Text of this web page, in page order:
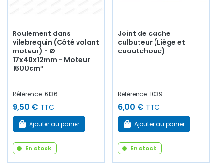
Roulement dans
vilebrequin (Côté volant
moteur) - Ø
17x40x12mm - Moteur
1600cm³
Référence: 6136
9,50 € TTC
Ajouter au panier
En stock
Joint de cache
culbuteur (Liège et
caoutchouc)
Référence: 1039
6,00 € TTC
Ajouter au panier
En stock